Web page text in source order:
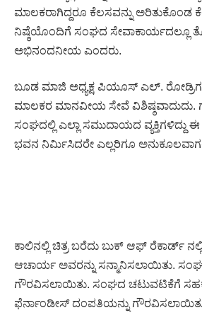
ಮಾಲಕರಾಗಿದ್ದರೂ ಕೆಲಸವನ್ನು ಅರಿತುಕೊಂಡ
ನಿಷ್ಠೆಯೊಂದಿಗೆ ಸಂಘದ ಸೇವಾಕಾರ್ಯದಲ್ಲೂ
ಅಭಿನಂದನೀಯ ಎಂದರು.
ಬೂಡ ಮಾಜಿ ಅಧ್ಯಕ್ಷ ಪಿಯೂಸ್ ಎಲ್. ರೋಡ್ರಿಗಸ್
ಮಾಲಕರ ಮಾನವೀಯ ಸೇವೆ ವಿಶಿಷ್ಠವಾದುದು.
ಸಂಘದಲ್ಲಿ ಎಲ್ಲಾ ಸಮುದಾಯದ
ಭವನ ನಿರ್ಮಿಸಿದರೇ ಎಲ್ಲರಿಗೂ
ಕಾಲಿನಲ್ಲಿ ಚಿತ್ರ ಬರೆದು ಬುಕ್ ಆಫ್ ರೆಕಾರ್ಡ್
ಆಚಾರ್ಯ ಅವರನ್ನು ಸನ್ಮಾನಿಸಲಾಯಿತು.
ಗೌರವಿಸಲಾಯಿತು. ಸಂಘದ ಚಟುವಟಿಕೆಗೆ
ಫೆರ್ನಾಂಡೀಸ್ ದಂಪತಿಯನ್ನು ಗೌರವಿಸಲಾಯಿತು.